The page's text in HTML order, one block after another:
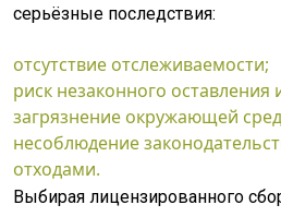
серьёзные последствия:
отсутствие отслеживаемости;
риск незаконного оставления
загрязнение окружающей
несоблюдение
отходами.
Выбирая лицензированного